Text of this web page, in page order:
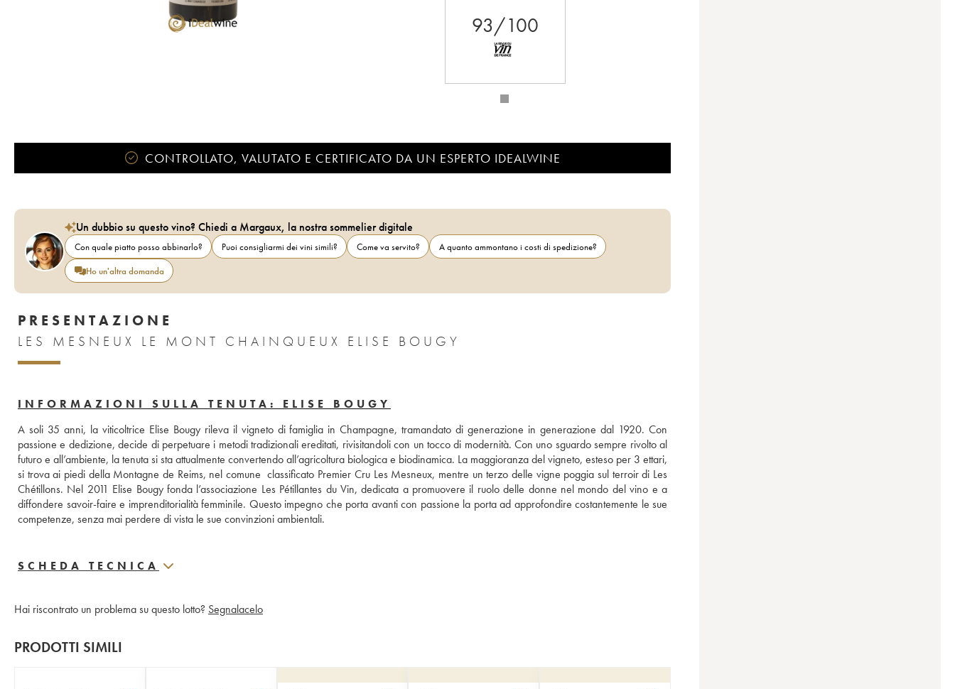
93/100
CONTROLLATO, VALUTATO E CERTIFICATO DA UN ESPERTO IDEALWINE
Un dubbio su questo vino? Chiedi a Margaux, la nostra sommelier digitale
Con quale piatto posso abbinarlo? Puoi consigliarmi dei vini simili? Come va servito?
A quanto ammontano i costi di spedizione?
Ho un'altra domanda
PRESENTAZIONE
LES MESNEUX LE MONT CHAINQUEUX ELISE BOUGY
INFORMAZIONI SULLA TENUTA: ELISE BOUGY
A soli 35 anni, la viticoltrice Elise Bougy rileva il vigneto di famiglia in Champagne, tramandato di generazione in generazione dal 1920. Con
passione e dedizione, decide di perpetuare i metodi tradizionali ereditati, rivisitandoli con un tocco di modernità. Con uno sguardo sempre rivolto al
futuro e all’ambiente, la tenuta si sta attualmente convertendo all’agricoltura biologica e biodinamica. La maggioranza del vigneto, esteso per 3 ettari,
si trova ai piedi della Montagne de Reims, nel comune  classificato Premier Cru Les Mesneux, mentre un terzo delle vigne poggia sul terroir di Les
Chétillons. Nel 2011 Elise Bougy fonda l’associazione Les Pétillantes du Vin, dedicata a promuovere il ruolo delle donne nel mondo del vino e a
diffondere savoir-faire e imprenditorialità femminile. Questo impegno che porta avanti con passione la porta ad approfondire costantemente le sue
competenze, senza mai perdere di vista le sue convinzioni ambientali.
SCHEDA TECNICA
Hai riscontrato un problema su questo lotto? Segnalacelo
PRODOTTI SIMILI